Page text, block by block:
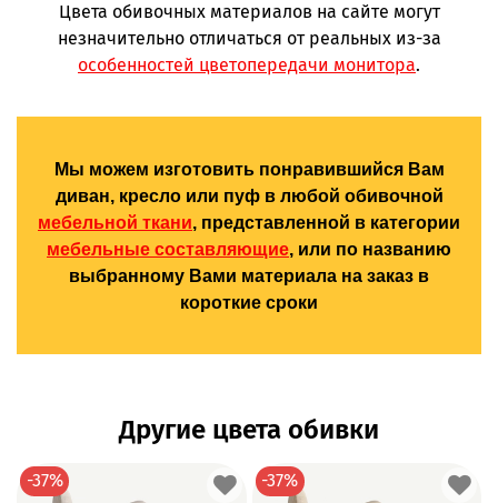
Цвета обивочных материалов на сайте могут
незначительно отличаться от реальных из-за
особенностей цветопередачи монитора.
Мы можем изготовить понравившийся Вам
диван, кресло или пуф в любой обивочной
мебельной ткани, представленной в категории
мебельные составляющие, или по названию
выбранному Вами материала на заказ в
короткие сроки
Другие цвета обивки
-37% -37%